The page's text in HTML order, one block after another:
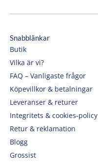
Snabblänkar
Butik
Vilka är vi?
FAQ – Vanligaste frågor
Köpevillkor & betalningar
Leveranser & returer
Integritets & cookies-policy
Retur & reklamation
Blogg
Grossist